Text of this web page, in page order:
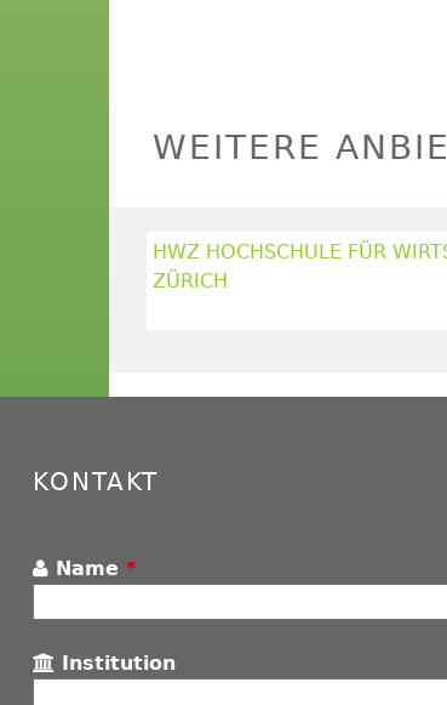
WEITERE
HWZ HOCHSCHULE FÜR
ZÜRICH
KONTAKT
Name *
Institution